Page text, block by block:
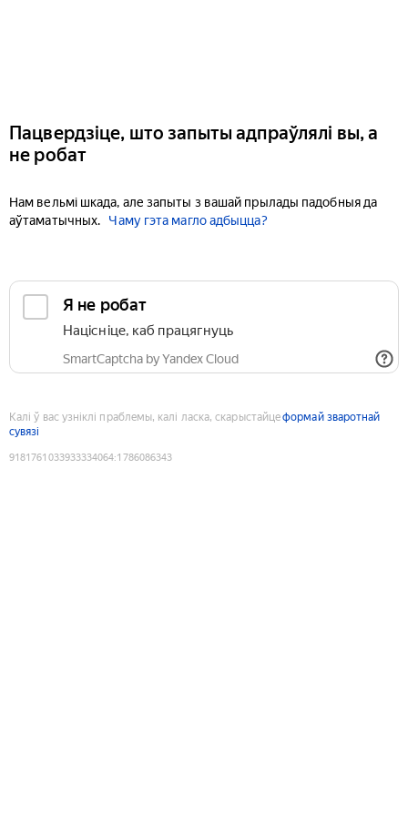
Пацвердзіце, што запыты адпраўлялі вы, а
не робат
Нам вельмі шкада, але запыты з вашай прылады падобныя да
аўтаматычных.
Чаму гэта магло адбыцца?
Я не робат
Націсніце, каб працягнуць
SmartCaptcha by Yandex Cloud
Калі ў вас узніклі праблемы, калі ласка, скарыстайцеформай зваротнай
сувязі
9181761033933334064:1786086343